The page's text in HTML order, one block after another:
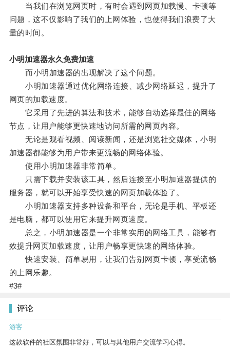
当我们在浏览网页时，有时会遇到网页加载慢、卡顿等
问题，这不仅影响了我们的上网体验，也使得我们浪费了大
量的时间。
小明加速器永久免费加速
而小明加速器的出现解决了这个问题。
小明加速器通过优化网络连接、减少网络延迟，提升了
网页的加载速度。
它采用了先进的算法和技术，能够自动选择最佳的网络
节点，让用户能够更快速地访问所需的网页内容。
无论是观看视频、阅读新闻，还是浏览社交媒体，小明
加速器都能够为用户带来更流畅的网络体验。
使用小明加速器非常简单。
只需下载并安装该工具，然后连接至小明加速器提供的
服务器，就可以开始享受快速的网页加载体验了。
小明加速器支持多种设备和平台，无论是手机、平板还
是电脑，都可以使用它来提升网页速度。
总之，小明加速器是一个非常实用的网络工具，能够有
效提升网页加载速度，让用户畅享更快速的网络体验。
快速安装、简单易用，让我们告别网页卡顿，享受流畅
的上网乐趣。
#3#
评论
游客
这款软件的社区氛围非常好，可以与其他用户交流学习心得。